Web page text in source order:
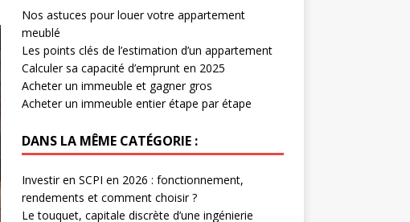
Nos astuces pour louer votre appartement
meublé
Les points clés de l’estimation d’un appartement
Calculer sa capacité d’emprunt en 2025
Acheter un immeuble et gagner gros
Acheter un immeuble entier étape par étape
DANS LA MÊME CATÉGORIE :
Investir en SCPI en 2026 : fonctionnement,
rendements et comment choisir ?
Le touquet, capitale discrète d’une ingénierie